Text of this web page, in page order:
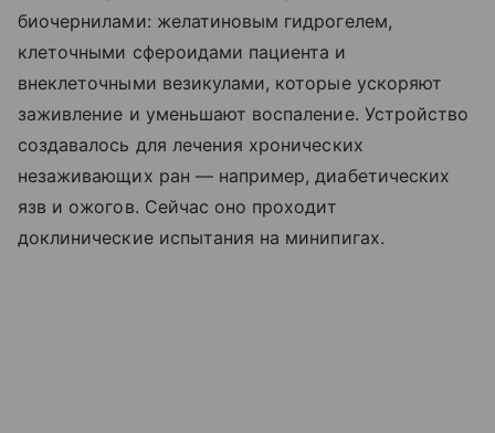
биочернилами: желатиновым гидрогелем,
клеточными сфероидами пациента и
внеклеточными везикулами, которые ускоряют
заживление и уменьшают воспаление. Устройство
создавалось для лечения хронических
незаживающих ран — например, диабетических
язв и ожогов. Сейчас оно проходит
доклинические испытания на минипигах.